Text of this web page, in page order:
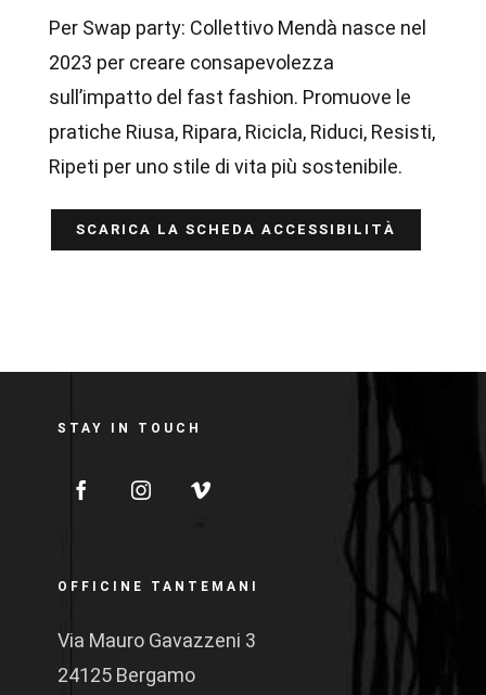
Per Swap party: Collettivo Mendà nasce nel
2023 per creare consapevolezza
sull’impatto del fast fashion. Promuove le
pratiche Riusa, Ripara, Ricicla, Riduci, Resisti,
Ripeti per uno stile di vita più sostenibile.
SCARICA LA SCHEDA ACCESSIBILITÀ
STAY IN TOUCH
OFFICINE TANTEMANI
Via Mauro Gavazzeni 3
24125 Bergamo